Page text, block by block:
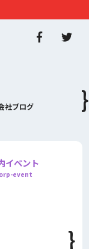
社ブログ
イベント
event